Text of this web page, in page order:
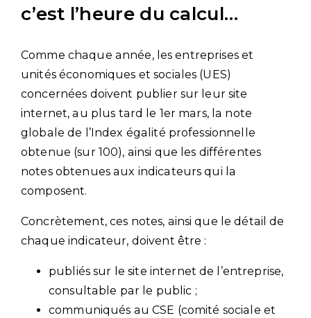
c’est l’heure du calcul…
Comme chaque année, les entreprises et
unités économiques et sociales (UES)
concernées doivent publier sur leur site
internet, au plus tard le 1er mars, la note
globale de l’Index égalité professionnelle
obtenue (sur 100), ainsi que les différentes
notes obtenues aux indicateurs qui la
composent.
Concrètement, ces notes, ainsi que le détail de
chaque indicateur, doivent être :
publiés sur le site internet de l’entreprise,
consultable par le public ;
communiqués au CSE (comité sociale et